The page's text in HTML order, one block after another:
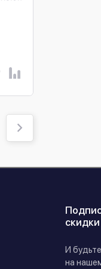
скидки
И
на